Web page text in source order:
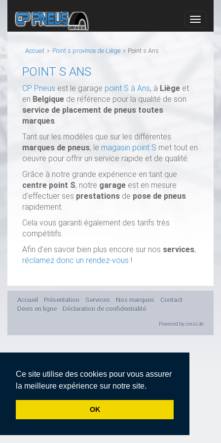
Ce site utilise des cookies pour vous assurer
la meilleure expérience sur notre site.
OK
Accueil Point s province de Liège Point s Ans
POINT S ANS
CP Pneus est le garage point S à Ans, à Liège et
en Belgique de référence pour la qualité de son
service de placement de pneus toutes
marques.
Tant sur les modèles que sur les différentes
marques de pneus, le magasin point S met tout en
oeuvre pour offrir un service rapide et de qualité.
Grâce à notre grande expérience en tant que
centre point S, notre garage est en mesure
d'effectuer ses prestations de pose de pneus
rapidement.
Cela vous garanti également des tarifs très
compétitifs.
Afin d'en savoir bien plus encore sur nos services,
réclamez donc un rendez-vous !
Accueil Présentation Services Nos marques
Contact
Devis en ligne
Déclaration de confidentialité
Powered by cmsLite